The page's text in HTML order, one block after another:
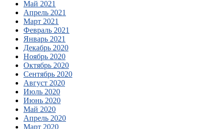
Май 2021
Апрель 2021
Март 2021
Февраль 2021
Январь 2021
Декабрь 2020
Ноябрь 2020
Октябрь 2020
Сентябрь 2020
Август 2020
Июль 2020
Июнь 2020
Май 2020
Апрель 2020
Март 2020